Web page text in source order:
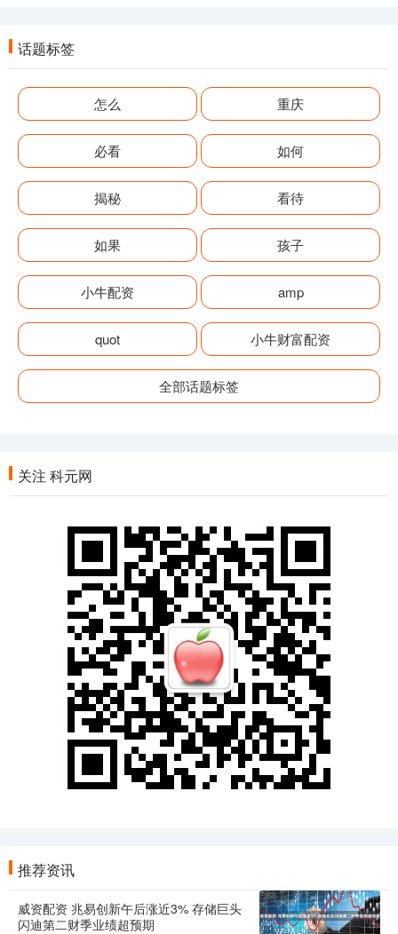
话题标签
怎么 重庆
必看 如何
揭秘 看待
如果 孩子
小牛配资 amp
quot 小牛财富配资
全部话题标签
关注 科元网
推荐资讯
威资配资 兆易创新午后涨近3% 存储巨头
闪迪第二财季业绩超预期